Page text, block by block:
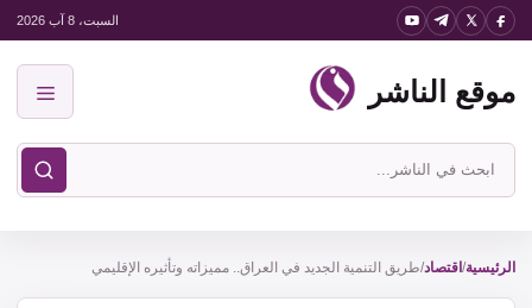
انتقل
المحتوى
السبت، 8 آب 2026
موقع الناشر
ابحث
في
الناشر
الرئيسية/ اقتصاد/طريق التنمية الجديد في العراق.. مميزاته وتأثيره الإقليمي